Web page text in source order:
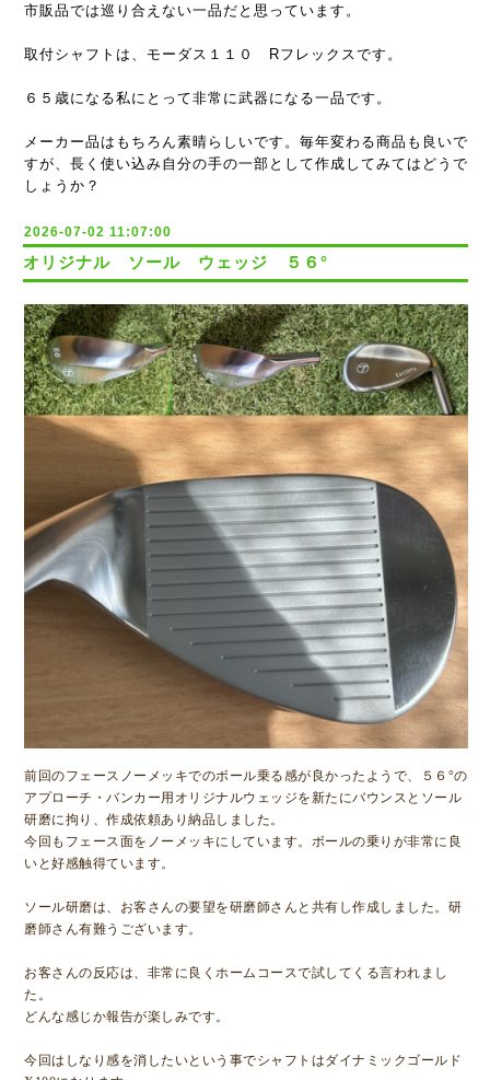
市販品では巡り合えない一品だと思っています。
取付シャフトは、モーダス１１０ Rフレックスです。
６５歳になる私にとって非常に武器になる一品です。
メーカー品はもちろん素晴らしいです。毎年変わる商品も良いで
すが、長く使い込み自分の手の一部として作成してみてはどうで
しょうか？
2026-07-02 11:07:00
オリジナル ソール ウェッジ ５６°
前回のフェースノーメッキでのボール乗る感が良かったようで、５６°の
アプローチ・バンカー用オリジナルウェッジを新たにバウンスとソール
研磨に拘り、作成依頼あり納品しました。
今回もフェース面をノーメッキにしています。ボールの乗りが非常に良
いと好感触得ています。
ソール研磨は、お客さんの要望を研磨師さんと共有し作成しました。研
磨師さん有難うございます。
お客さんの反応は、非常に良くホームコースで試してくる言われまし
た。
どんな感じか報告が楽しみです。
今回はしなり感を消したいという事でシャフトはダイナミックゴールド